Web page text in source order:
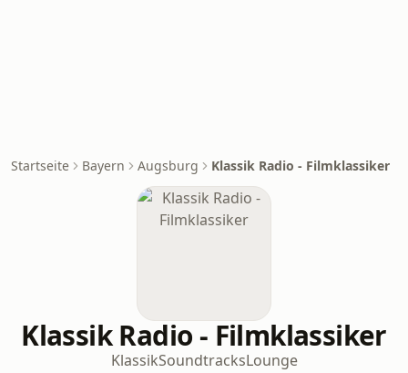
Startseite Bayern Augsburg Klassik Radio - Filmklassiker
Klassik Radio - Filmklassiker
KlassikSoundtracksLounge